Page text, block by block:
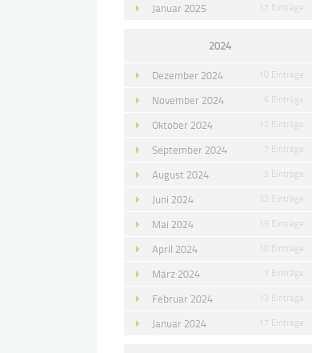
Januar 2025 17 Einträge
2024
Dezember 2024 10 Einträge
November 2024 6 Einträge
Oktober 2024 12 Einträge
September 2024 7 Einträge
August 2024 5 Einträge
Juni 2024 32 Einträge
Mai 2024 19 Einträge
April 2024 10 Einträge
März 2024 7 Einträge
Februar 2024 13 Einträge
Januar 2024 17 Einträge